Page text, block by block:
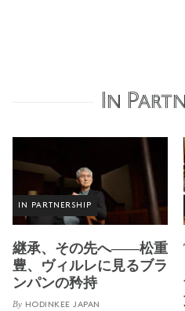
In
IN PARTNERSHIP
継承、その先へ——松重
豊、ヴィルレに見るブラ
ンパンの矜持
By HODINKEE JAPAN